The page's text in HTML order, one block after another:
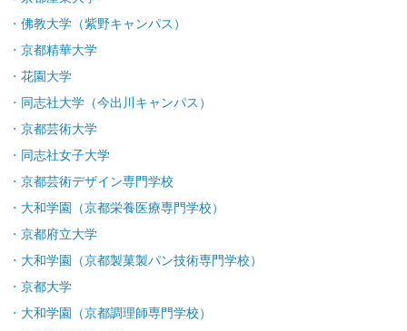
佛教大学（紫野キャンパス）
京都精華大学
花園大学
同志社大学（今出川キャンパス）
京都芸術大学
同志社女子大学
京都芸術デザイン専門学校
大和学園（京都栄養医療専門学校）
京都府立大学
大和学園（京都製菓製パン技術専門学校）
京都大学
大和学園（京都調理師専門学校）